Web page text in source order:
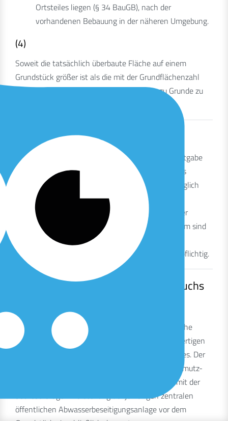
Ortsteiles liegen (§ 34 BauGB), nach der
vorhandenen Bebauung in der näheren Umgebung.
(4)
Soweit die tatsächlich überbaute Fläche auf einem
Grundstück größer ist als die mit der Grundflächenzahl
vervielfachte Grundstücksfläche, so ist sie zu Grunde zu
§ 10 Beitragspflichtige
Beitragspflichtig ist, wer im Zeitpunkt der Bekanntgabe
des Bescheides Eigentümerin oder Eigentümer des
Grundstücks oder zur Nutzung am Grundstück dinglich
Berechtigte oder Berechtigter ist. Mehrere
Beitragspflichtige sind Gesamtschuldnerinnen oder
Gesamtschuldner; bei Wohnungs- und Teileigentum sind
die einzelnen Wohnungs- und Teileigentümer
entsprechend ihrem Miteigentumsanteil beitragspflichtig.
§ 11 Entstehung des Beitragsanspruchs
Der Beitragsanspruch für den ersten und zusätzliche
Grundstückanschlüsse entsteht mit der betriebsfertigen
Herstellung des jeweiligen Grundstücksanschlusses. Der
Beitragsanspruch für die übrigen Anlagen der Schmutz-
oder Niederschlagswasserbeseitigung entsteht mit der
betriebsfertigen Herstellung der jeweiligen zentralen
öffentlichen Abwasserbeseitigungsanlage vor dem